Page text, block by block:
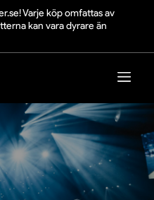
Varje köp omfattas av
kan vara dyrare än